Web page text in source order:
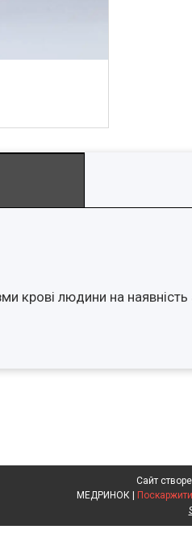
крові людини на наявність
Сайт